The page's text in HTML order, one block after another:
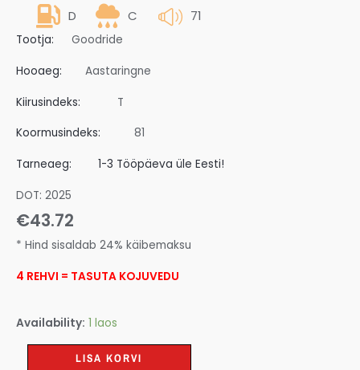
D C 71
Tootja: Goodride
Hooaeg: Aastaringne
Kiirusindeks: T
Koormusindeks: 81
Tarneaeg: 1-3 Tööpäeva üle Eesti!
DOT: 2025
€43.72
* Hind sisaldab 24% käibemaksu
4 REHVI = TASUTA KOJUVEDU
Availability: 1 laos
LISA KORVI